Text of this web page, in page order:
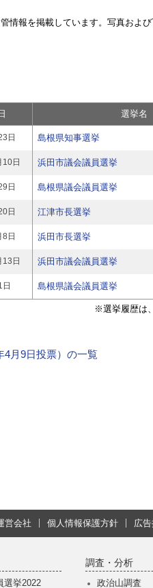
情報を掲載しています。写真およ
選挙名
日 島根県知事選挙
10日 浜田市議会議員選挙
日 島根県議会議員選挙
日 江津市長選挙
日 浜田市長選挙
13日 浜田市議会議員選挙
島根県議会議員選挙
※選挙履歴は
4月9日投票）の一覧
営会社 個人情報保護方針 広
選挙2022
調査・分析
政治山調査